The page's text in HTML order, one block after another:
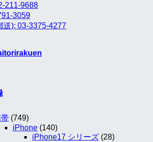
211-9688
3059
送): 03-3375-4277
(749)
iPhone (140)
iPhone17 シリーズ (28)